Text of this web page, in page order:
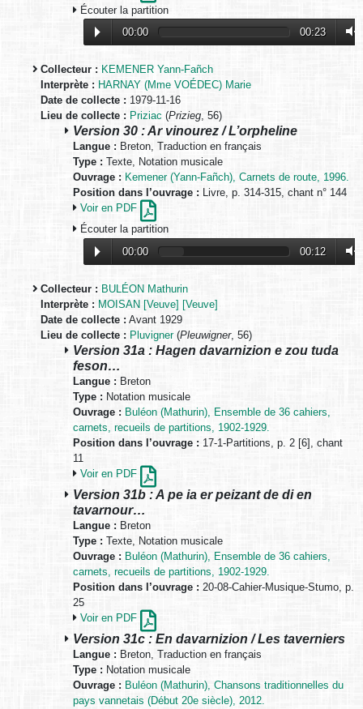
Écouter la partition
00:00
00:23
Collecteur : KEMENER Yann-Fañch
Interprète : HARNAY (Mme VOÉDEC) Marie
Date de collecte : 1979-11-16
Lieu de collecte : Priziac (Prizieg, 56)
Version 30 : Ar vinourez / L’orpheline
Langue : Breton, Traduction en français
Type : Texte, Notation musicale
Ouvrage : Kemener (Yann-Fañch), Carnets de route, 1996.
Position dans l’ouvrage : Livre, p. 314-315, chant n° 144
Voir en PDF
Écouter la partition
00:00
00:12
Collecteur : BULÉON Mathurin
Interprète : MOISAN [Veuve] [Veuve]
Date de collecte : Avant 1929
Lieu de collecte : Pluvigner (Pleuwigner, 56)
Version 31a : Hagen davarnizion e zou tuda
feson…
Langue : Breton
Type : Notation musicale
Ouvrage : Buléon (Mathurin), Ensemble de 36 cahiers,
carnets, recueils de partitions, 1902-1929.
Position dans l’ouvrage : 17-1-Partitions, p. 2 [6], chant
11
Voir en PDF
Version 31b : A pe ia er peizant de di en
tavarnour…
Langue : Breton
Type : Texte, Notation musicale
Ouvrage : Buléon (Mathurin), Ensemble de 36 cahiers,
carnets, recueils de partitions, 1902-1929.
Position dans l’ouvrage : 20-08-Cahier-Musique-Stumo, p.
25
Voir en PDF
Version 31c : En davarnizion / Les taverniers
Langue : Breton, Traduction en français
Type : Notation musicale
Ouvrage : Buléon (Mathurin), Chansons traditionnelles du
pays vannetais (Début 20e siècle), 2012.